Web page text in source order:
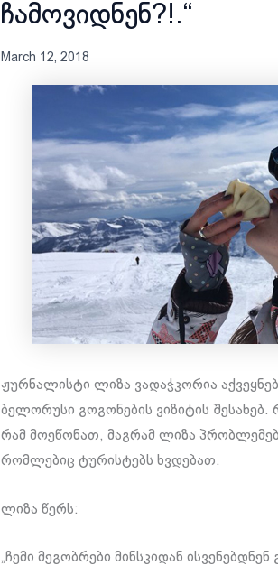
ჩამოვიდნენ?!.“
March 12, 2018
ჟურნალისტი ლიზა ვადაჭკორია
ბელორუსი გოგონების ვიზიტის
რამ მოეწონათ, მაგრამ ლიზა
რომლებიც ტურისტებს ხვდებათ.
ლიზა წერს:
„ჩემი მეგობრები მინსკიდან